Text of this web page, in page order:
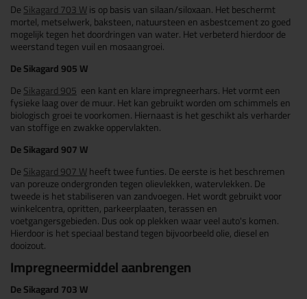
DeSikagard 703 Wis op basis van silaan/siloxaan. Het beschermt
mortel, metselwerk, baksteen, natuursteen en asbestcement zo goed
mogelijk tegen het doordringen van water. Het verbeterd hierdoor de
weerstand tegen vuil en mosaangroei.
De Sikagard 905 W
DeSikagard 905 een kant en klare impregneerhars.Het vormt een
fysieke laag over de muur. Het kan gebruikt worden om schimmels en
biologisch groei te voorkomen. Hiernaast is het geschikt als verharder
van stoffige en zwakke oppervlakten.
De Sikagard 907 W
DeSikagard 907 Wheeft twee funties. De eerste is het beschremen
van poreuze ondergronden tegen olievlekken, watervlekken. De
tweede is het stabiliseren van zandvoegen. Het wordt gebruikt voor
winkelcentra, opritten, parkeerplaaten, terassen en
voetgangersgebieden. Dus ook op plekken waar veel auto's komen.
Hierdoor is het speciaal bestand tegen bijvoorbeeld olie, diesel en
dooizout.
Impregneermiddel aanbrengen
De Sikagard 703 W